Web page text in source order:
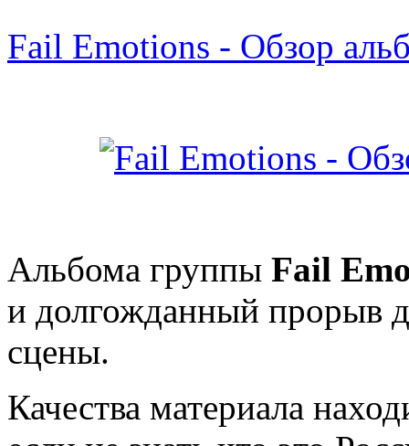
Fail Emotions - Обзор
Альбома группы Fail
и долгожданный прорыв
сцены.
Качества материала